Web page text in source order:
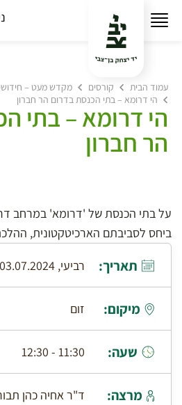
עמוד הבית קורסים
מקדש מעט –
הי דרומא – בתי הכנסת בדרום הר חברון
הי דרומא – בתי
הר חברון
על בתי הכנסת של 'דרומא' במרחב
ביחס לסביבתם הארכיטקטונית,
תאריך: רביעי, 03.07.2024, כ"ז בסיון תשפ"ד
מיקום: זום
שעה: 11:30 - 12:30
מרצה: ד"ר אחיה כהן